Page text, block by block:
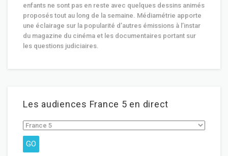
enfants ne sont pas en reste avec quelques dessins animés
proposés tout au long de la semaine. Médiamétrie apporte
une éclairage sur la popularité d’autres émissions à l’instar
du magazine du cinéma et les documentaires portant sur
les questions judiciaires.
Les audiences France 5 en direct